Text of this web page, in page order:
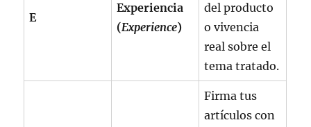
E
Experiencia
(Experience)
del producto
o vivencia
real sobre el
tema tratado.
Firma tus
artículos con